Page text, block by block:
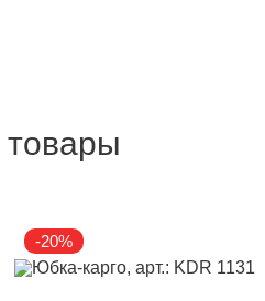
товары
-20%